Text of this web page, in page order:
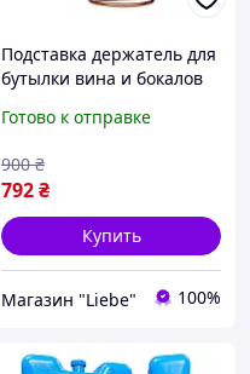
Подставка держатель для
бутылки вина и бокалов
Готово к отправке
792₴
900 ₴
Купить
Магазин "Liebe" 100%